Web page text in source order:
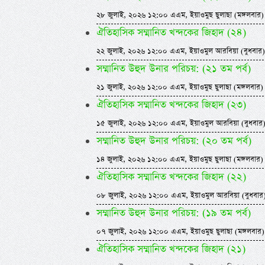
২৮ জুলাই, ২০২৬ ১২:০০ এএম, ইয়াওমুছ ছুলাছা (মঙ্গলবার)
ঐতিহাসিক সম্মানিত খন্দকের জিহাদ (২৪)
২২ জুলাই, ২০২৬ ১২:০০ এএম, ইয়াওমুল আরবিয়া (বুধবার)
সম্মানিত উহুদ উনার পরিচয়: (২১ তম পর্ব)
২১ জুলাই, ২০২৬ ১২:০০ এএম, ইয়াওমুছ ছুলাছা (মঙ্গলবার)
ঐতিহাসিক সম্মানিত খন্দকের জিহাদ (২৩)
১৫ জুলাই, ২০২৬ ১২:০০ এএম, ইয়াওমুল আরবিয়া (বুধবার)
সম্মানিত উহুদ উনার পরিচয়: (২০ তম পর্ব)
১৪ জুলাই, ২০২৬ ১২:০০ এএম, ইয়াওমুছ ছুলাছা (মঙ্গলবার)
ঐতিহাসিক সম্মানিত খন্দকের জিহাদ (২২)
০৮ জুলাই, ২০২৬ ১২:০০ এএম, ইয়াওমুল আরবিয়া
সম্মানিত উহুদ উনার পরিচয়: (১৯ তম পর্ব)
০৭ জুলাই, ২০২৬ ১২:০০ এএম, ইয়াওমুছ ছুলাছা (মঙ্গলবার)
ঐতিহাসিক সম্মানিত খন্দকের জিহাদ (২১)